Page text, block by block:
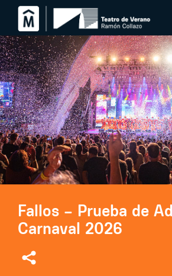
Fallos – Prueba de
Carnaval 2026